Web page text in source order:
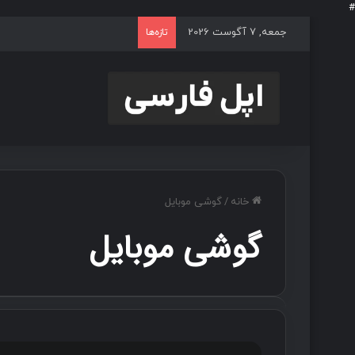
#
جمعه, 7 آگوست 2026
تازه‌ها
خانه /گوشی موبایل
گوشی موبایل